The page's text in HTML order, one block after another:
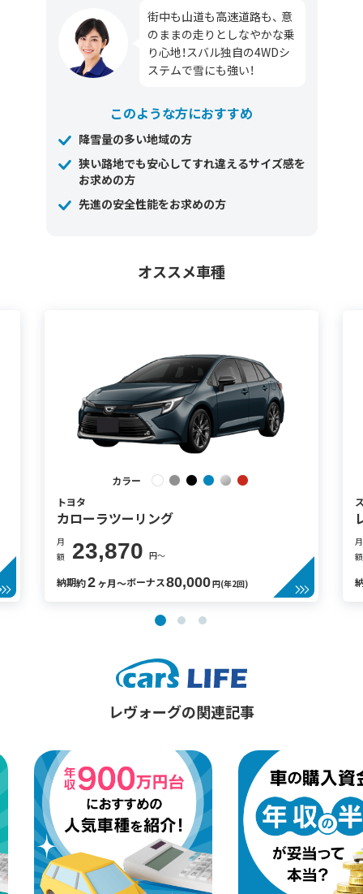
街中も山道も高速道路も、 意
のままの走りとしなやかな乗
り心地！スバル独自の4WDシ
ステムで雪にも強い！
このような方におすすめ
降雪量の多い地域の方
狭い路地でも安心してすれ違えるサイズ感を
お求めの方
先進の安全性能をお求めの方
オススメ車種
カラー
トヨタ
カローラツーリング
月
額
23,870 円〜
納期約2ヶ月〜ボーナス80,000円(年2回)
月
額
レヴォーグの関連記事